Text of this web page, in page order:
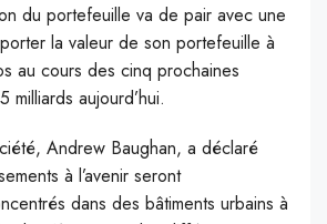
du portefeuille va de pair avec une
la valeur de son portefeuille à
au cours des cinq prochaines
milliards aujourd’hui.
Andrew Baughan, a déclaré
à l’avenir seront
dans des bâtiments urbains à